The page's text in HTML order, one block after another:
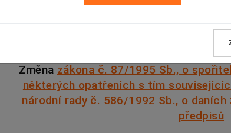
ČÁST
Změna zákona č. 87/1995 Sb., o
některých opatřeních s tím
národní rady č. 586/1992 Sb., o
předpisů